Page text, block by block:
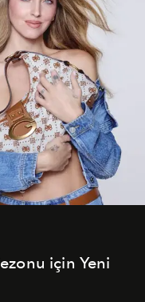
için Yeni